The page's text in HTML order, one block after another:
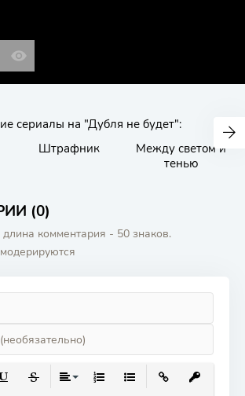
сериалы на "Дубля не будет":
Штрафник
Между светом и
тенью
(0)
комментария - 50 знаков.
ЗАЧЕРКНУТЫЙ
ВЫРАВНИВАНИЕ
НУМЕРОВАННЫЙ СПИСОК
МАРКИРОВАННЫЙ
ВСТАВИТЬ